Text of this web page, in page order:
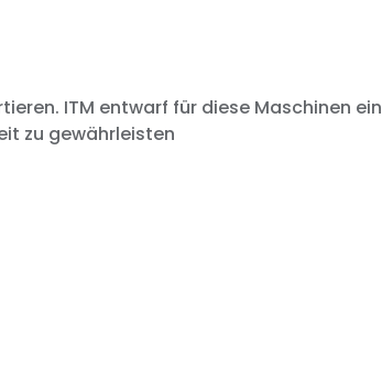
ITM entwarf für diese Maschinen ein
zu gewährleisten